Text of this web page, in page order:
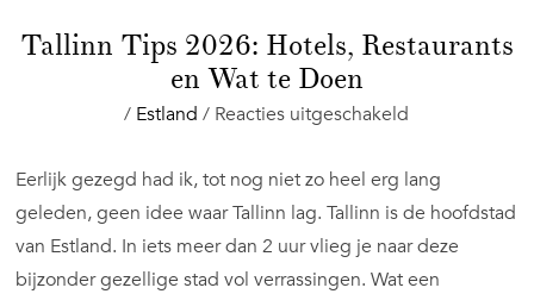
Tallinn Tips 2026: Hotels, Restaurants
en Wat te Doen
/ Estland / Reacties uitgeschakeld
2026:
Hotels,
Restaurants
en
Eerlijk gezegd had ik, tot nog niet zo heel erg lang
geleden, geen idee waar Tallinn lag. Tallinn is de hoofdstad
van Estland. In iets meer dan 2 uur vlieg je naar deze
bijzonder gezellige stad vol verrassingen. Wat een